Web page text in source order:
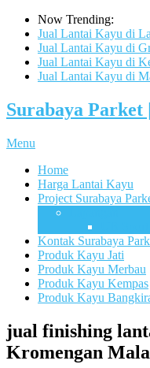
Now Trending:
Jual Lantai Kayu di
Jual Lantai Kayu di
Jual Lantai Kayu di
Jual Lantai Kayu di
Surabaya Parket
Menu
Home
Harga Lantai Kayu
Project Surabaya
Kontak Surabaya
Produk Kayu Jati
Produk Kayu Merbau
Produk Kayu Kempas
Produk Kayu
jual finishing
Kromengan